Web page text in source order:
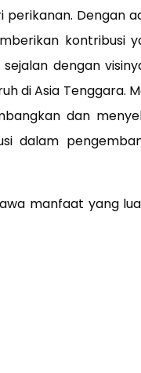
Dengan
kontribusi
dengan
di Asia Tenggara.
dan
dalam
manfaat yang